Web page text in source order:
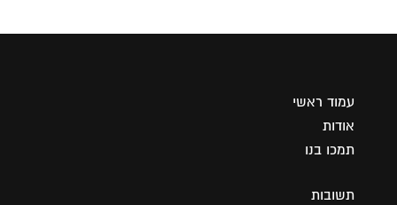
עמוד ראשי
אודות
תמכו בנו
תשובות